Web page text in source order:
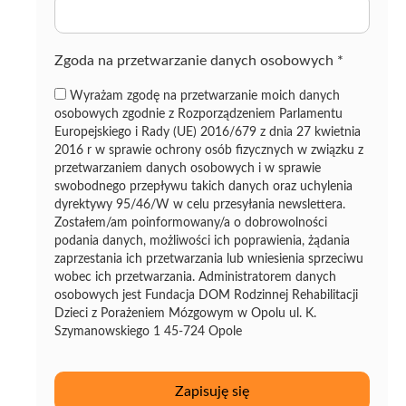
Zgoda na przetwarzanie danych osobowych *
Wyrażam zgodę na przetwarzanie moich danych
osobowych zgodnie z Rozporządzeniem Parlamentu
Europejskiego i Rady (UE) 2016/679 z dnia 27 kwietnia
2016 r w sprawie ochrony osób fizycznych w związku z
przetwarzaniem danych osobowych i w sprawie
swobodnego przepływu takich danych oraz uchylenia
dyrektywy 95/46/W w celu przesyłania newslettera.
Zostałem/am poinformowany/a o dobrowolności
podania danych, możliwości ich poprawienia, żądania
zaprzestania ich przetwarzania lub wniesienia sprzeciwu
wobec ich przetwarzania. Administratorem danych
osobowych jest Fundacja DOM Rodzinnej Rehabilitacji
Dzieci z Porażeniem Mózgowym w Opolu ul. K.
Szymanowskiego 1 45-724 Opole